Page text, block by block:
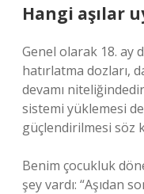
Hangi aşılar
Genel olarak 18. ay
hatırlatma dozları,
devamı
sistemi yüklemesi
güçlendirilmesi söz
Benim çocukluk
şey vardı: “Aşıdan